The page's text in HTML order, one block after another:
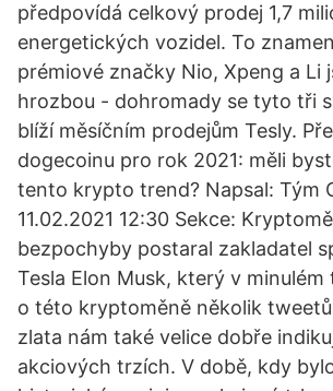
předpovídá celkový prodej 1,7
energetických vozidel. To
prémiové značky Nio, Xpeng a Li
hrozbou - dohromady se tyto tři
blíží měsíčním prodejům Tesly.
dogecoinu pro rok 2021: měli
tento krypto trend? Napsal: Tým
11.02.2021 12:30 Sekce:
bezpochyby postaral zakladatel
Tesla Elon Musk, který v
o této kryptoměně několik
zlata nám také velice dobře
akciových trzích. V době, kdy